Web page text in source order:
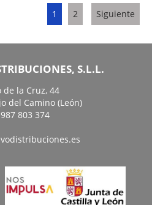
1 2 Siguiente
S.L.L.
de la Cruz, 44
del Camino (León)
803 374